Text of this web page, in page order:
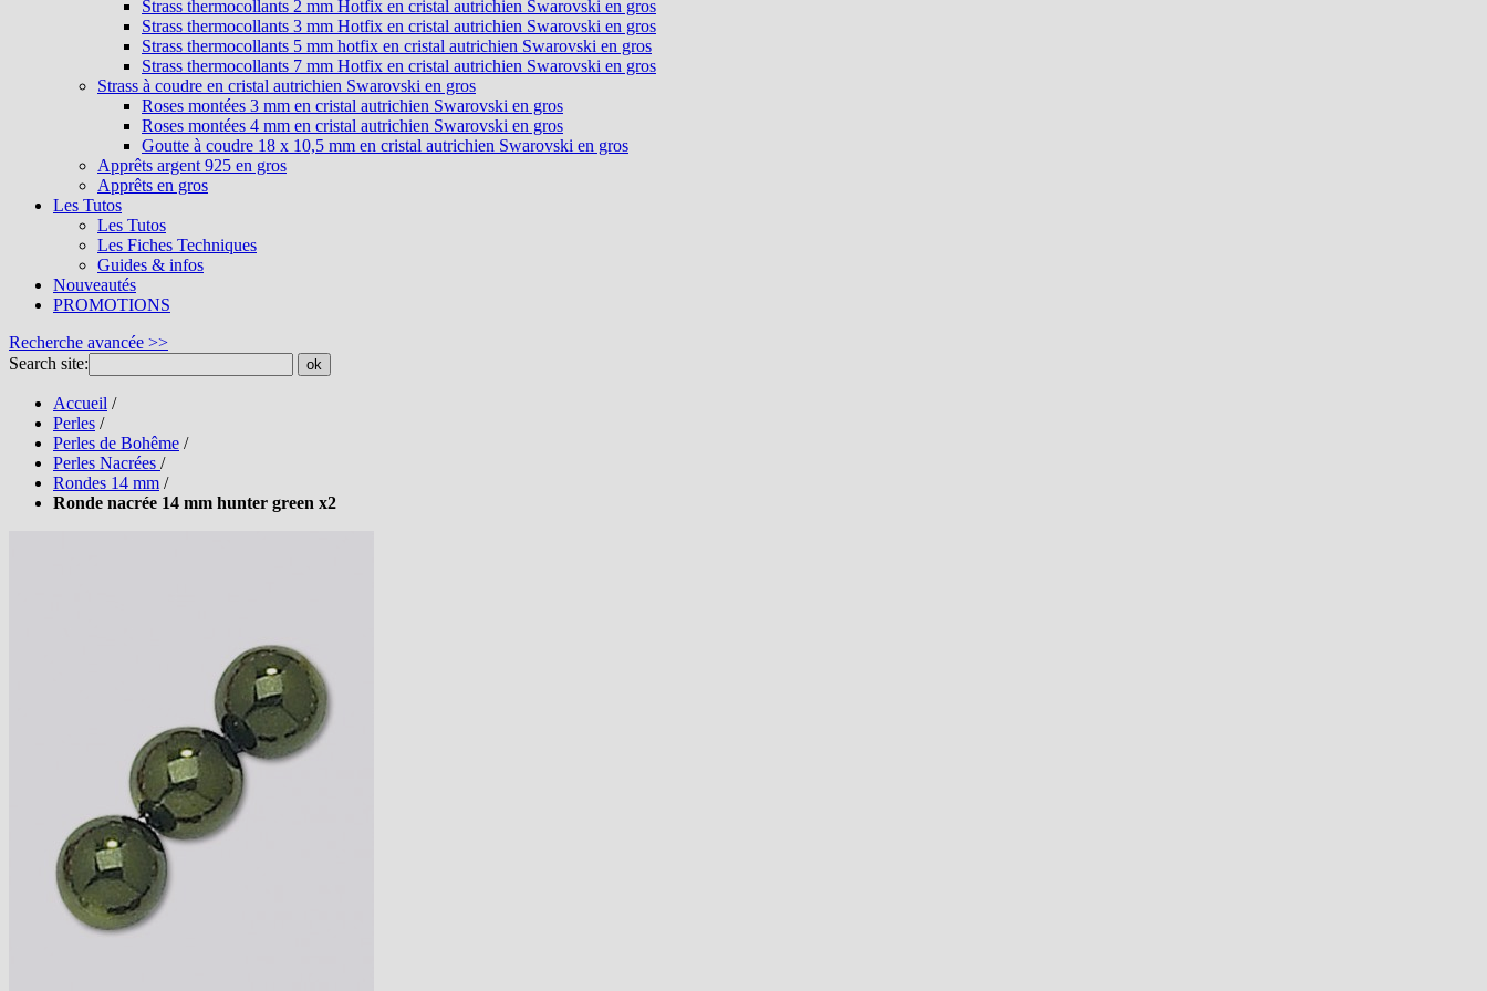
Strass thermocollants 2 mm Hotfix en cristal autrichien Swarovski en gros
Strass thermocollants 3 mm Hotfix en cristal autrichien Swarovski en gros
Strass thermocollants 5 mm hotfix en cristal autrichien Swarovski en gros
Strass thermocollants 7 mm Hotfix en cristal autrichien Swarovski en gros
Strass à coudre en cristal autrichien Swarovski en gros
Roses montées 3 mm en cristal autrichien Swarovski en gros
Roses montées 4 mm en cristal autrichien Swarovski en gros
Goutte à coudre 18 x 10,5 mm en cristal autrichien Swarovski en gros
Apprêts argent 925 en gros
Apprêts en gros
Les Tutos
Les Tutos
Les Fiches Techniques
Guides & infos
Nouveautés
PROMOTIONS
Recherche avancée >>
Search site:
ok
Accueil /
Perles /
Perles de Bohême /
Perles Nacrées /
Rondes 14 mm /
Ronde nacrée 14 mm hunter green x2